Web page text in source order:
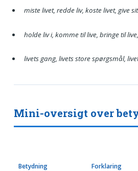
miste livet, redde liv, koste livet, give
holde liv i, komme til live, bringe til
livets gang, livets store spørgsmål,
Mini-oversigt over
Betydning Forklaring